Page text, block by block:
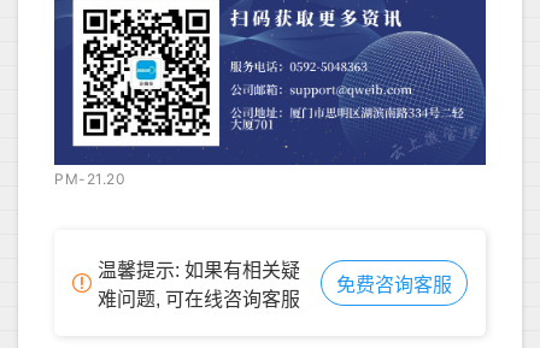
PM-21.20
温馨提示: 如果有相关疑
难问题, 可在线咨询客服
免费咨询客服